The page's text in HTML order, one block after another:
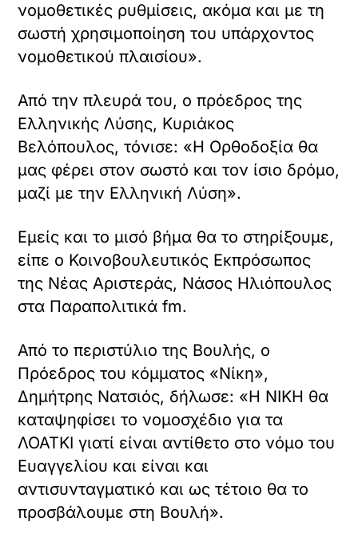
νομοθετικές ρυθμίσεις, ακόμα και με τη
σωστή χρησιμοποίηση του υπάρχοντος
νομοθετικού πλαισίου».
Από την πλευρά του, ο πρόεδρος της
Ελληνικής Λύσης, Κυριάκος
Βελόπουλος, τόνισε: «Η Ορθοδοξία θα
μας φέρει στον σωστό και τον ίσιο δρόμο,
μαζί με την Ελληνική Λύση».
Εμείς και το μισό βήμα θα το στηρίξουμε,
είπε ο Κοινοβουλευτικός Εκπρόσωπος
της Νέας Αριστεράς, Νάσος Ηλιόπουλος
στα Παραπολιτικά fm.
Από το περιστύλιο της Βουλής, ο
Πρόεδρος του κόμματος «Νίκη»,
Δημήτρης Νατσιός, δήλωσε: «Η ΝΙΚΗ θα
καταψηφίσει το νομοσχέδιο για τα
ΛΟΑΤΚΙ γιατί είναι αντίθετο στο νόμο του
Ευαγγελίου και είναι και
αντισυνταγματικό και ως τέτοιο θα το
προσβάλουμε στη Βουλή».